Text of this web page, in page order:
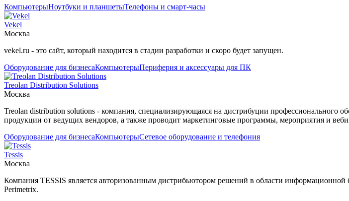
КомпьютерыНоутбуки и планшетыТелефоны и смарт-часы
Vekel
Москва
vekel.ru - это сайт, который находится в стадии разработки и скоро будет запущен.
Оборудование для бизнесаКомпьютерыПериферия и аксессуары для ПК
Treolan Distribution Solutions
Москва
Treolan distribution solutions - компания, специализирующаяся на дистрибуции профессионального
продукции от ведущих вендоров, а также проводит маркетинговые программы, мероприятия и
Оборудование для бизнесаКомпьютерыСетевое оборудование и телефония
Tessis
Москва
Компания TESSIS является авторизованным дистрибьютором решений в области
Perimetrix.